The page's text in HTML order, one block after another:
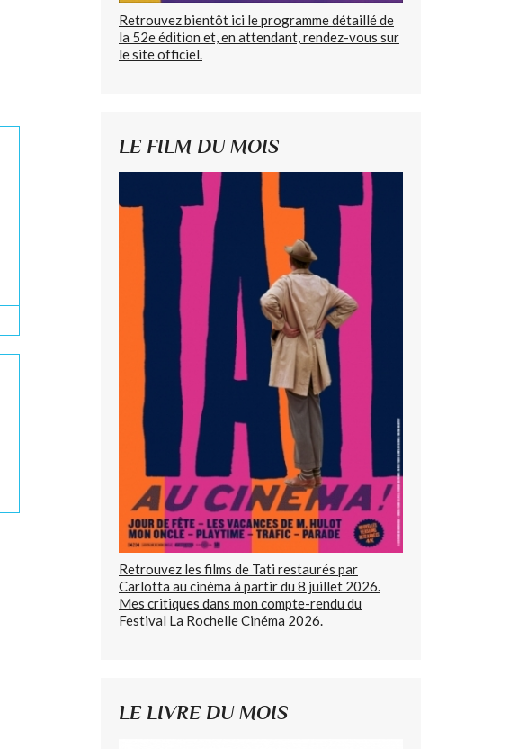
Retrouvez bientôt ici le programme détaillé de
la 52e édition et, en attendant, rendez-vous sur
le site officiel.
LE FILM DU MOIS
Retrouvez les films de Tati restaurés par
Carlotta au cinéma à partir du 8 juillet 2026.
Mes critiques dans mon compte-rendu du
Festival La Rochelle Cinéma 2026.
LE LIVRE DU MOIS